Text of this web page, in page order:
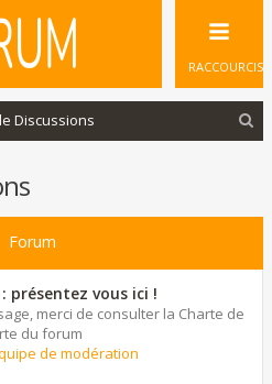
RACCOURCIS
Discussions
r
Forum
présentez vous ici !
merci de consulter la Charte de
du forum
de modération